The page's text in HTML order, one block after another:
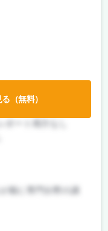
（無料）